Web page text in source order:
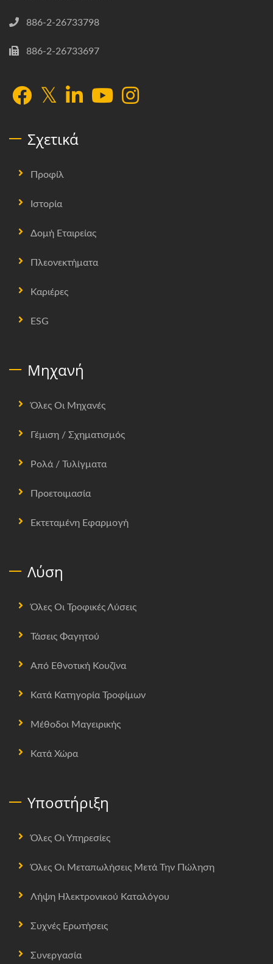
886-2-26733798
886-2-26733697
Σχετικά
Προφίλ
Ιστορία
Δομή Εταιρείας
Πλεονεκτήματα
Καριέρες
ESG
Μηχανή
Όλες Οι Μηχανές
Γέμιση / Σχηματισμός
Ρολά / Τυλίγματα
Προετοιμασία
Εκτεταμένη Εφαρμογή
Λύση
Όλες Οι Τροφικές Λύσεις
Τάσεις Φαγητού
Από Εθνοτική Κουζίνα
Κατά Κατηγορία Τροφίμων
Μέθοδοι Μαγειρικής
Κατά Χώρα
Υποστήριξη
Όλες Οι Υπηρεσίες
Όλες Οι Μεταπωλήσεις Μετά Την Πώληση
Λήψη Ηλεκτρονικού Καταλόγου
Συχνές Ερωτήσεις
Συνεργασία